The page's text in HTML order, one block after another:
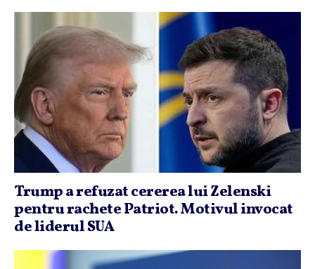
Trump a refuzat cererea lui Zelenski
pentru rachete Patriot. Motivul invocat
de liderul SUA